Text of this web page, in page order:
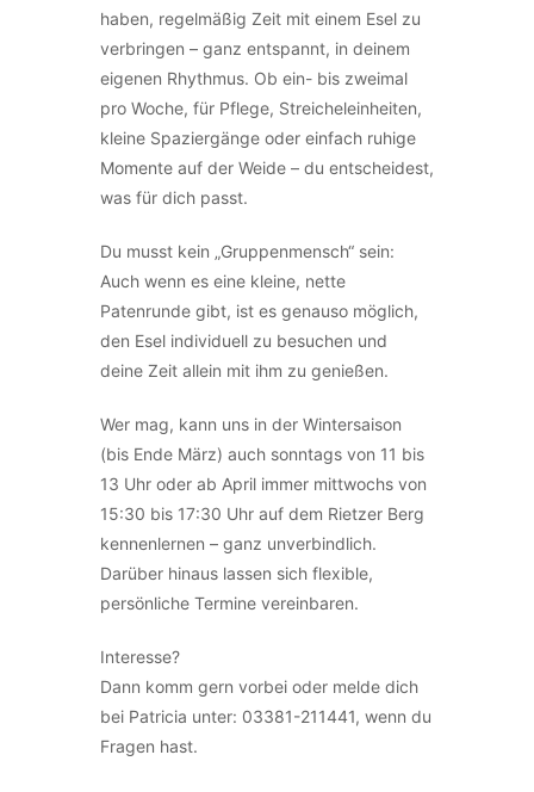
haben, regelmäßig Zeit mit einem Esel zu
verbringen – ganz entspannt, in deinem
eigenen Rhythmus. Ob ein- bis zweimal
pro Woche, für Pflege, Streicheleinheiten,
kleine Spaziergänge oder einfach ruhige
Momente auf der Weide – du entscheidest,
was für dich passt.
Du musst kein „Gruppenmensch“ sein:
Auch wenn es eine kleine, nette
Patenrunde gibt, ist es genauso möglich,
den Esel individuell zu besuchen und
deine Zeit allein mit ihm zu genießen.
Wer mag, kann uns in der Wintersaison
(bis Ende März) auch sonntags von 11 bis
13 Uhr oder ab April immer mittwochs von
15:30 bis 17:30 Uhr auf dem Rietzer Berg
kennenlernen – ganz unverbindlich.
Darüber hinaus lassen sich flexible,
persönliche Termine vereinbaren.
Interesse?
Dann komm gern vorbei oder melde dich
bei Patricia unter: 03381-211441, wenn du
Fragen hast.